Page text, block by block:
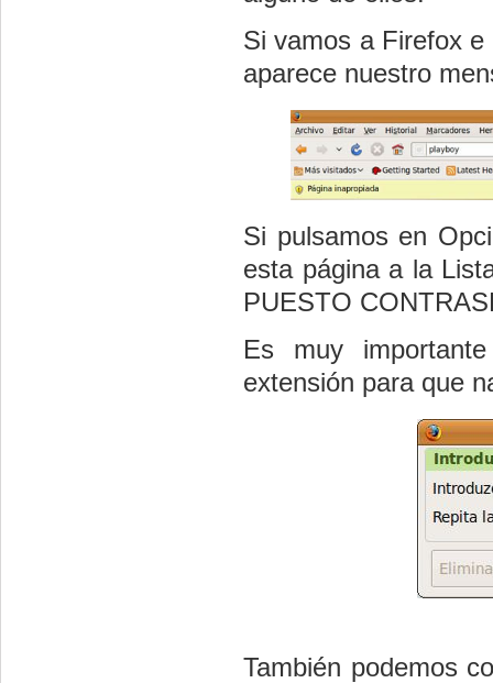
Si vamos a Firefox
aparece nuestro
Si pulsamos en
esta página a la
PUESTO
Es muy
extensión para que
También podemos